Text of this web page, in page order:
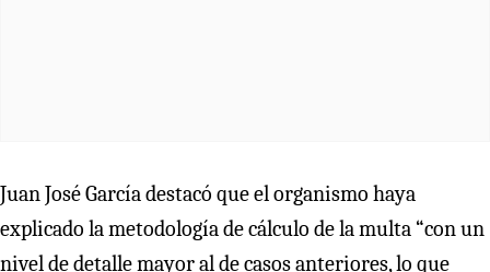
Juan José García destacó que el organismo haya
explicado la metodología de cálculo de la multa “con un
nivel de detalle mayor al de casos anteriores, lo que